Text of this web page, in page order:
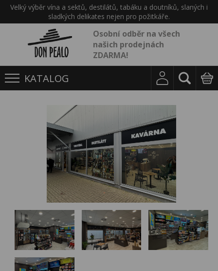
Velký výběr vína a sektů, destilátů, tabáku a doutníků, slaných i
sladkých delikates nejen pro požitkáře.
Osobní odběr na všech
našich prodejnách
ZDARMA!
KATALOG